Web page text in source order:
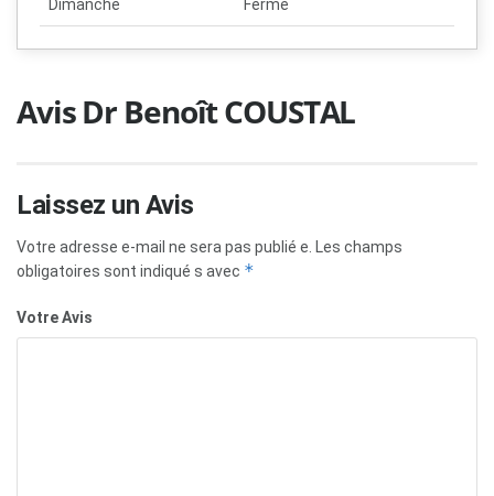
Dimanche Fermé
Avis Dr Benoît COUSTAL
Laissez un Avis
Votre adresse e-mail ne sera pas publié e. Les champs
obligatoires sont indiqué s avec *
Votre Avis